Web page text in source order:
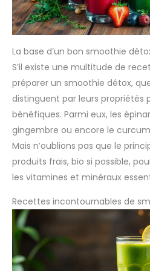
La base d’un bon smoothie
S’il existe une multitude de
préparer un smoothie détox,
distinguent par leurs propriétés
bénéfiques. Parmi eux, les
gingembre ou encore le
Mais n’oublions pas que le
produits frais, bio si possible,
les vitamines et minéraux
Recettes incontournables de